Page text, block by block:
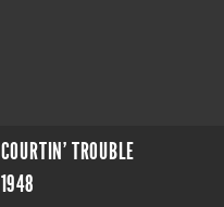
COURTIN' TROUBLE
1948